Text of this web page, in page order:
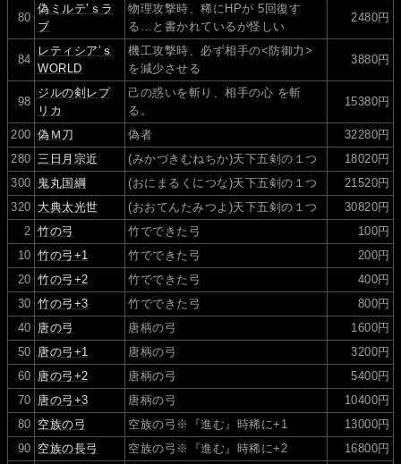
80
偽ミルテ’ｓラ
ブ
物理攻撃時、稀にHPが 5回復す
る…と書かれているが怪しい
2480円
84
レティシア’ｓ
WORLD
機工攻撃時、必ず相手の<防御力>
を減少させる
3880円
98
ジルの剣レプ
リカ
己の惑いを斬り、相手の心 を斬
る。
15380円
200 偽Ｍ刀 偽者
32280円
280 三日月宗近 (みかづきむねちか)天下五剣の１つ
18020円
300
鬼丸国綱 (おにまるくにつな)天下五剣の１つ
21520円
320 大典太光世 (おおてんたみつよ)天下五剣の１つ
30820円
2 竹の弓 竹でできた弓
100円
10 竹の弓+1 竹でできた弓
200円
20 竹の弓+2 竹でできた弓
400円
30 竹の弓+3 竹でできた弓
800円
40 唐の弓 唐柄の弓
1600円
50 唐の弓+1 唐柄の弓
3200円
60 唐の弓+2 唐柄の弓
5400円
70 唐の弓+3 唐柄の弓
10400円
80 空族の弓 空族の弓※『進む』時稀に+1
13000円
90 空族の長弓 空族の弓※『進む』時稀に+2
16800円